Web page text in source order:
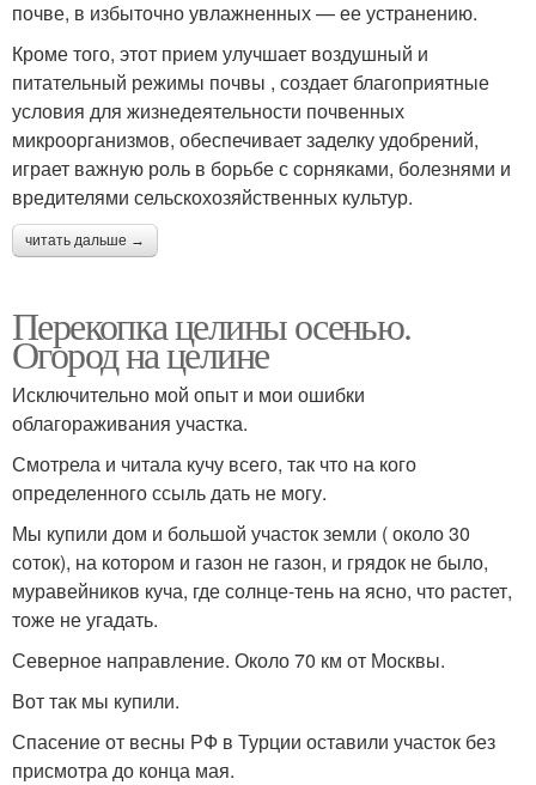
почве, в избыточно увлажненных — ее устранению.
Кроме того, этот прием улучшает воздушный и
питательный режимы почвы , создает благоприятные
условия для жизнедеятельности почвенных
микроорганизмов, обеспечивает заделку удобрений,
играет важную роль в борьбе с сорняками, болезнями и
вредителями сельскохозяйственных культур.
читать дальше →
Перекопка целины осенью.
Огород на целине
Исключительно мой опыт и мои ошибки
облагораживания участка.
Смотрела и читала кучу всего, так что на кого
определенного ссыль дать не могу.
Мы купили дом и большой участок земли ( около 30
соток), на котором и газон не газон, и грядок не было,
муравейников куча, где солнце-тень на ясно, что растет,
тоже не угадать.
Северное направление. Около 70 км от Москвы.
Вот так мы купили.
Спасение от весны РФ в Турции оставили участок без
присмотра до конца мая.